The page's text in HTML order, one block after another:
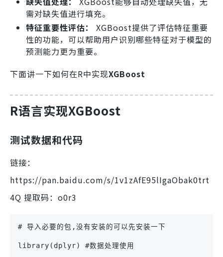
需对缺失值进行填充。
特征重要性评估：
XGBoost提供了评估特征重要
性的功能，可以帮助用户识别哪些特征对于模型的
预测能力更为重要。
下面讲一下如何在R中实现XGBoost
R语言实现XGBoost
测试数据和代码
链接：
https://pan.baidu.com/s/1v1zAfE95lIgaObak0trt
4Q 提取码：o0r3
# 导入必要的包,没有安装的可以先安装一下
library(dplyr) #数据处理使用